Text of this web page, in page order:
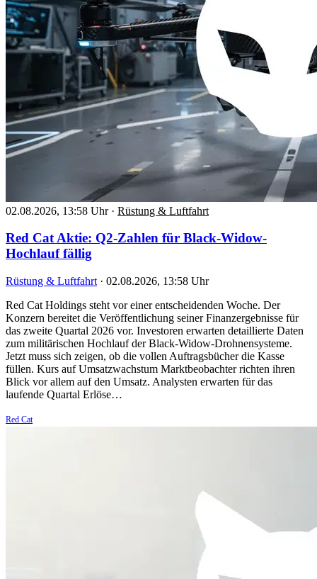
02.08.2026, 13:58 Uhr · Rüstung & Luftfahrt
Red Cat Aktie: Q2-Zahlen für Black-Widow-
Hochlauf fällig
Rüstung & Luftfahrt · 02.08.2026, 13:58 Uhr
Red Cat Holdings steht vor einer entscheidenden Woche. Der
Konzern bereitet die Veröffentlichung seiner Finanzergebnisse für
das zweite Quartal 2026 vor. Investoren erwarten detaillierte Daten
zum militärischen Hochlauf der Black-Widow-Drohnensysteme.
Jetzt muss sich zeigen, ob die vollen Auftragsbücher die Kasse
füllen. Kurs auf Umsatzwachstum Marktbeobachter richten ihren
Blick vor allem auf den Umsatz. Analysten erwarten für das
laufende Quartal Erlöse…
Red Cat